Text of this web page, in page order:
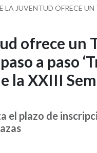
ofrece un
a paso
la XXIII
el plazo de